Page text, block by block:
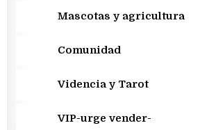
Mascotas y agricultura
Comunidad
Videncia y Tarot
VIP-urge vender-